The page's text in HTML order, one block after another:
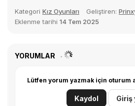
Kategori Kız Oyunları Geliştiren:
Eklenme tarihi 14 Tem 2025
YORUMLAR
Lütfen yorum yazmak için oturum
Kaydol Giriş